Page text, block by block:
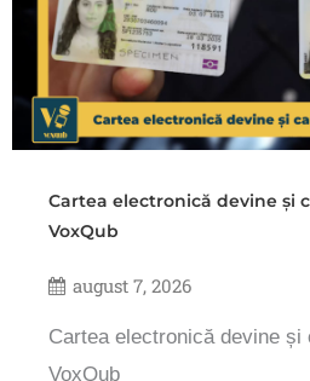
Cartea electronică devine și
VoxQub
august 7, 2026
Cartea electronică devine și
VoxQub